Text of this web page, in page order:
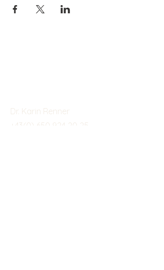
Dr. Karin Renner
+43(0) 650 924 20 25